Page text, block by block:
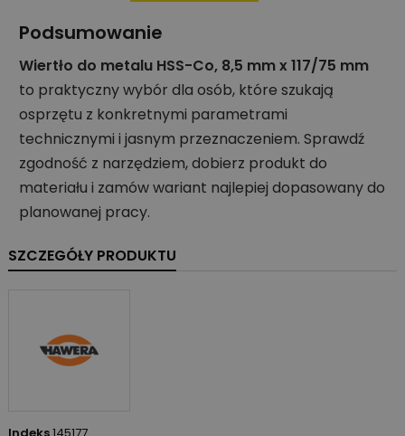
Podsumowanie
Wiertło do metalu HSS-Co, 8,5 mm x 117/75 mm
to praktyczny wybór dla osób, które szukają
osprzętu z konkretnymi parametrami
technicznymi i jasnym przeznaczeniem. Sprawdź
zgodność z narzędziem, dobierz produkt do
materiału i zamów wariant najlepiej dopasowany do
planowanej pracy.
SZCZEGÓŁY PRODUKTU
Indeks145177